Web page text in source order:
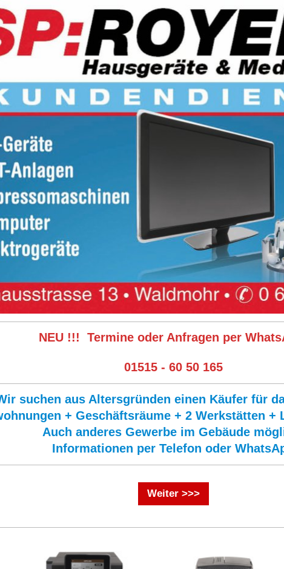
NEU !!! Termine oder Anfragen per
01515 - 60 50 165
suchen aus Altersgründen einen Käufer für
+ Geschäftsräume + 2 Werkstätten +
Auch anderes Gewerbe im Gebäude
Informationen per Telefon oder
Weiter >>>